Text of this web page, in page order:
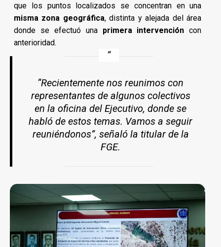
que los puntos localizados se concentran en una
misma zona geográfica, distinta y alejada del área
donde se efectuó una primera intervención con
anterioridad.
“Recientemente nos reunimos con
representantes de algunos colectivos
en la oficina del Ejecutivo, donde se
habló de estos temas. Vamos a seguir
reuniéndonos”, señaló la titular de la
FGE.